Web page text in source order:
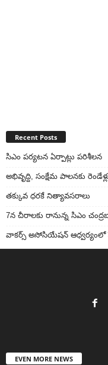
Recent Posts
సిఎం పర్యటన ఏర్పాట్లు పరిశీలన
అభివృద్ది, సంక్షేమ పాలనకు
తక్కువ ధరకే నిత్యావసరాలు
7న చీరాలకు రానున్న సిఎం
వాకర్స్‌ అసోసియేషన్‌ ఆధ్వర్యంలో
EVEN MORE NEWS